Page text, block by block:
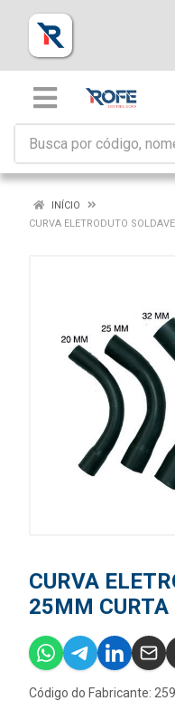
INÍCIO
CURVA ELETRODUTO
CURVA
25MM CURTA
Código do Fabricante: